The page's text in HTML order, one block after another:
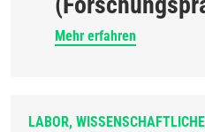
Mehr erfahren
LABOR